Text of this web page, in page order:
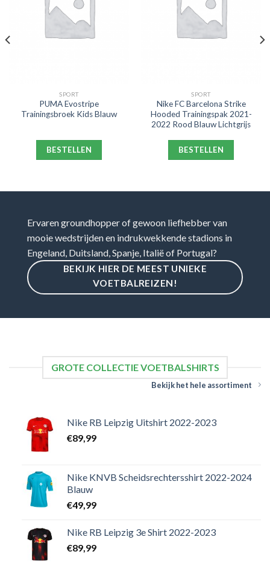
SPORT
PUMA Evostripe
Trainingsbroek Kids Blauw
BESTELLEN
SPORT
Nike FC Barcelona Strike
Hooded Trainingspak 2021-
2022 Rood Blauw Lichtgrijs
BESTELLEN
Ervaren groundhopper of gewoon liefhebber van
mooie wedstrijden en indrukwekkende stadions in
Engeland, Duitsland, Spanje, Italië of Portugal?
BEKIJK HIER DE MEEST UNIEKE
VOETBALREIZEN!
GROTE COLLECTIE VOETBALSHIRTS
Bekijk het hele assortiment
Nike RB Leipzig Uitshirt 2022-2023
€89,99
Nike KNVB Scheidsrechtersshirt 2022-2024
Blauw
€49,99
Nike RB Leipzig 3e Shirt 2022-2023
€89,99